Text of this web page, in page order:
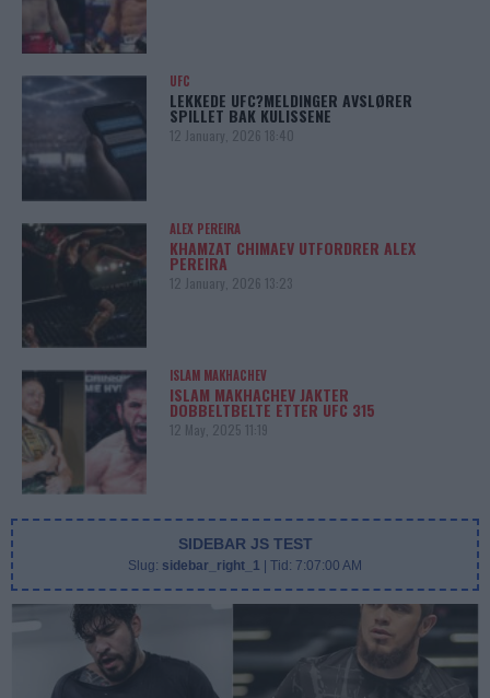
UFC
LEKKEDE UFC?MELDINGER AVSLØRER
SPILLET BAK KULISSENE
12 January, 2026 18:40
ALEX PEREIRA
KHAMZAT CHIMAEV UTFORDRER ALEX
PEREIRA
12 January, 2026 13:23
ISLAM MAKHACHEV
ISLAM MAKHACHEV JAKTER
DOBBELTBELTE ETTER UFC 315
12 May, 2025 11:19
SIDEBAR JS TEST
Slug: sidebar_right_1 | Tid: 7:07:00 AM